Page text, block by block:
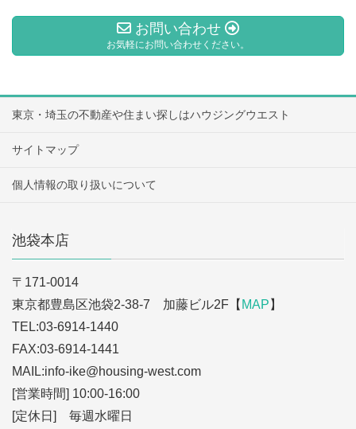
お問い合わせ
お気軽にお問い合わせください。
東京・埼玉の不動産や住まい探しはハウジングウエスト
サイトマップ
個人情報の取り扱いについて
池袋本店
〒171-0014
東京都豊島区池袋2-38-7 加藤ビル2F【 MAP 】
TEL:03-6914-1440
FAX:03-6914-1441
MAIL:info-ike@housing-west.com
[営業時間] 10:00-16:00
[定休日] 毎週水曜日